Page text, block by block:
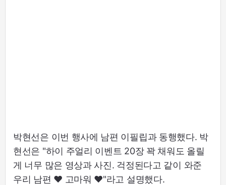
박현선은 이번 행사에 남편 이필립과 동행했다. 박
현선은 "하이 주얼리 이벤트 20장 꽉 채워도 올릴
게 너무 많은 영상과 사진. 걱정된다고 같이 와준
우리 남편 ♥ 고마워 ♥"라고 설명했다.